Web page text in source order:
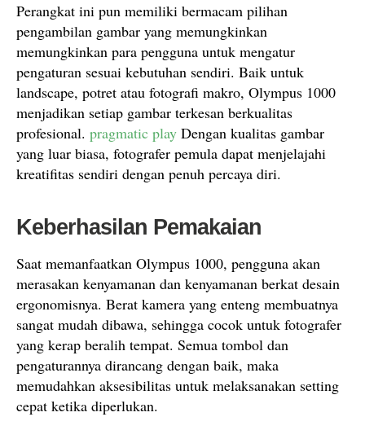
Perangkat ini pun memiliki bermacam pilihan
pengambilan gambar yang memungkinkan
memungkinkan para pengguna untuk mengatur
pengaturan sesuai kebutuhan sendiri. Baik untuk
landscape, potret atau fotografi makro, Olympus 1000
menjadikan setiap gambar terkesan berkualitas
profesional. pragmatic play Dengan kualitas gambar
yang luar biasa, fotografer pemula dapat menjelajahi
kreatifitas sendiri dengan penuh percaya diri.
Keberhasilan Pemakaian
Saat memanfaatkan Olympus 1000, pengguna akan
merasakan kenyamanan dan kenyamanan berkat desain
ergonomisnya. Berat kamera yang enteng membuatnya
sangat mudah dibawa, sehingga cocok untuk fotografer
yang kerap beralih tempat. Semua tombol dan
pengaturannya dirancang dengan baik, maka
memudahkan aksesibilitas untuk melaksanakan setting
cepat ketika diperlukan.